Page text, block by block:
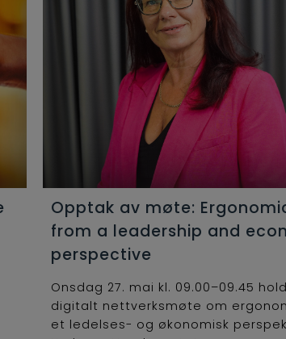
Opptak av møte:
from a leadership and
perspective
Onsdag 27. mai kl. 09.00–09.45
digitalt nettverksmøte om
et ledelses- og økonomisk